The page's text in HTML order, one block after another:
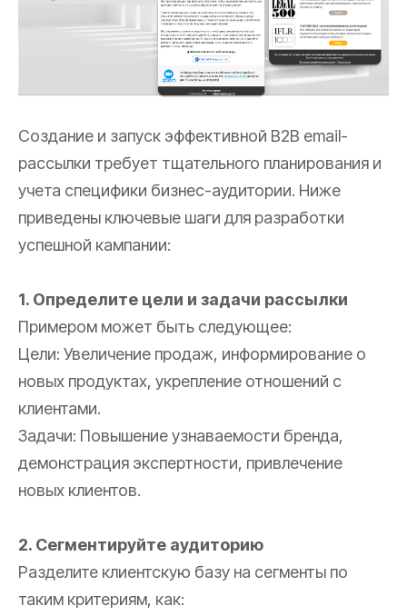
Создание и запуск эффективной B2B email-
рассылки требует тщательного планирования и
учета специфики бизнес-аудитории. Ниже
приведены ключевые шаги для разработки
успешной кампании:
1. Определите цели и задачи рассылки
Примером может быть следующее:
Цели: Увеличение продаж, информирование о
новых продуктах, укрепление отношений с
клиентами.
Задачи: Повышение узнаваемости бренда,
демонстрация экспертности, привлечение
новых клиентов.
2. Сегментируйте аудиторию
Разделите клиентскую базу на сегменты по
таким критериям, как: